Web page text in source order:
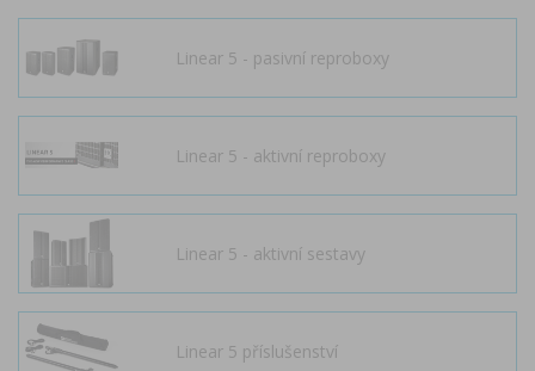
Linear 5 - pasivní reproboxy
Linear 5 - aktivní reproboxy
Linear 5 - aktivní sestavy
Linear 5 příslušenství